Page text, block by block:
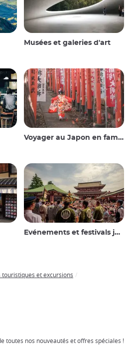
Musées et galeries d'art
Voyager au Japon en famille
Evénements et festivals japonais
et excursions
toutes nos nouveautés et offres spéciales !